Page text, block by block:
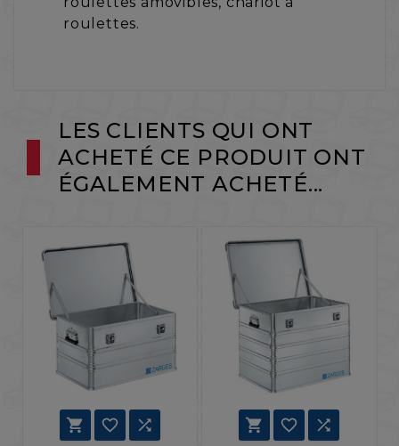
roulettes.
LES CLIENTS QUI ONT
ACHETÉ CE PRODUIT ONT
ÉGALEMENT ACHETÉ...
     